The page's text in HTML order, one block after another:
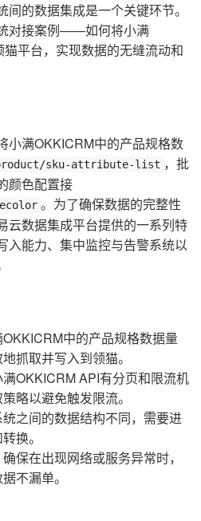
的数据集成是一个关键环节。
对接案例——如何将小满
平台，实现数据的无缝流动和
小满OKKICRM中的产品规格数
sku-attribute-list ，批
颜色配置接
。为了确保数据的完整性
云数据集成平台提供的一系列特
入能力、集中监控与告警系统以
OKKICRM中的产品规格数据量
抓取并写入到领猫。
满OKKICRM API有分页和限流机
略以避免触发限流。
统之间的数据结构不同，需要进
换。
确保在出现网络或服务异常时，
不漏单。